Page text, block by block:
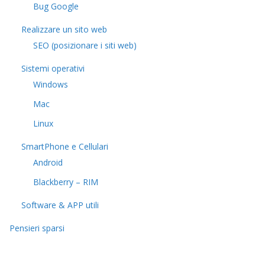
Bug Google
Realizzare un sito web
SEO (posizionare i siti web)
Sistemi operativi
Windows
Mac
Linux
SmartPhone e Cellulari
Android
Blackberry – RIM
Software & APP utili
Pensieri sparsi